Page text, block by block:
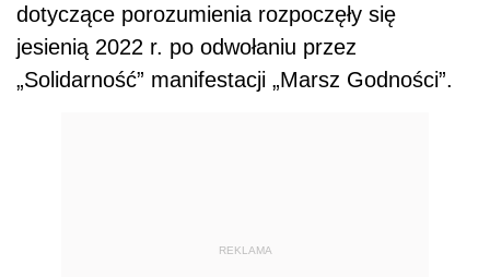
dotyczące porozumienia rozpoczęły się
jesienią 2022 r. po odwołaniu przez
„Solidarność” manifestacji „Marsz Godności”.
REKLAMA